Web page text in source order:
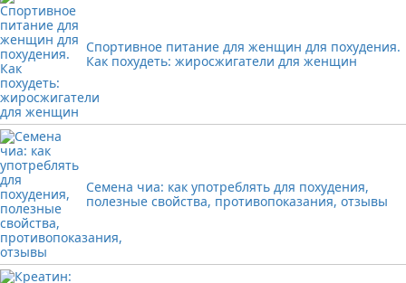
Спортивное питание для женщин для похудения.
Как похудеть: жиросжигатели для женщин
Семена чиа: как употреблять для похудения,
полезные свойства, противопоказания, отзывы